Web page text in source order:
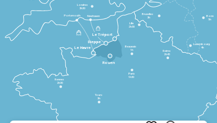
Le Havre
Dieppe
Le Tréport
Rennes
2h30
Tours
3h
Paris
1h30
Beauvais
1h
Reims
2h45
Lille
2h30
Bruxelles
3h
Londres
3h30
Newhaven
Portsmouth
Bonn
5h
Luxembourg
4h
Rouen